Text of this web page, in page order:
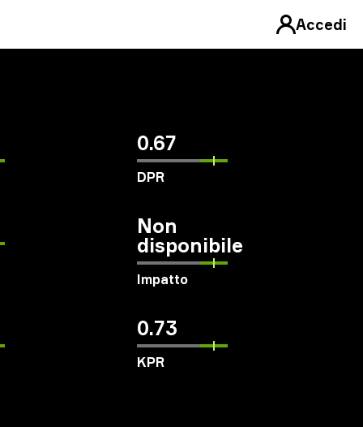
Accedi
0.67
DPR
Non
disponibile
Impatto
0.73
KPR